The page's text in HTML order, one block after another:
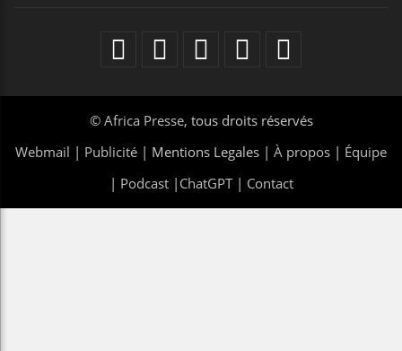
© Africa Presse, tous droits réservés
Webmail | Publicité | Mentions Legales | À propos | Équipe
| Podcast| ChatGPT| Contact